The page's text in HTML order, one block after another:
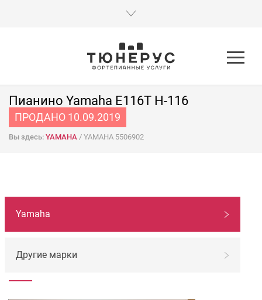
Пианино Yamaha E116T H-116
ПРОДАНО 10.09.2019
Вы здесь: YAMAHA / YAMAHA 5506902
Yamaha
Другие марки